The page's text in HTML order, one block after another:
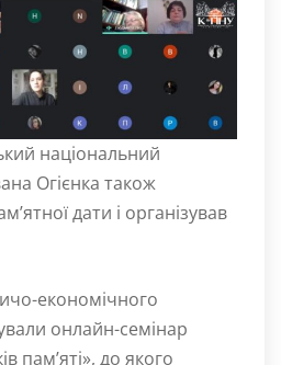
національний
Огієнка також
дати і організував
економічного
онлайн-семінар
пам’яті», до якого